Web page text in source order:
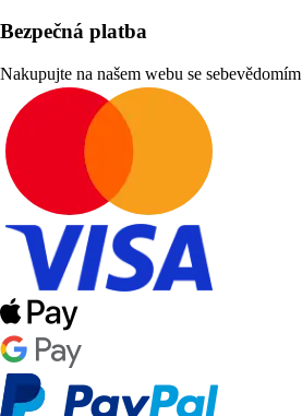
Bezpečná platba
Nakupujte na našem webu se sebevědomím